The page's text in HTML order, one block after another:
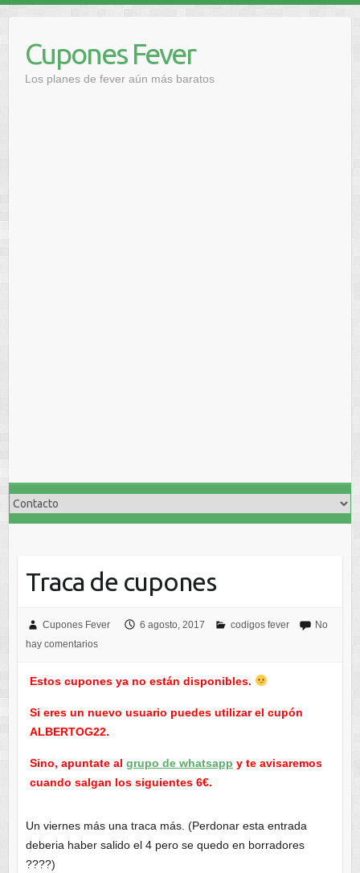
contenidoCupones Fever
Los planes de fever aún más baratos
Traca de cupones
Cupones Fever 6 agosto, 2017 codigos fever
No
hay comentarios
Estos cupones ya no están disponibles.
Si eres un nuevo usuario puedes utilizar el cupón
ALBERTOG22.
Sino, apuntate al grupo de whatsapp y te avisaremos
cuando salgan los siguientes 6€.
Un viernes más una traca más. (Perdonar esta entrada
deberia haber salido el 4 pero se quedo en borradores
????)